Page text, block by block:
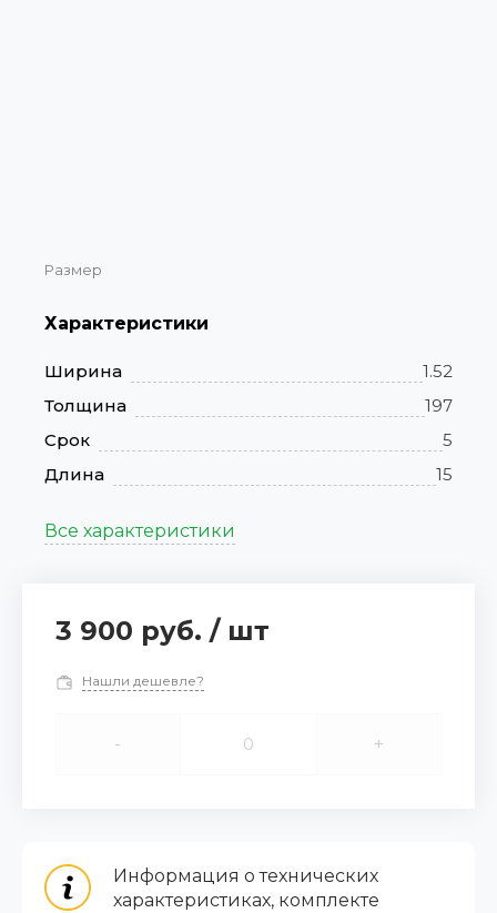
Размер
Характеристики
Ширина
1.52
Толщина
197
Срок
5
Длина
15
Все характеристики
3 900 руб. / шт
Нашли дешевле?
- +
Информация о технических
характеристиках, комплекте